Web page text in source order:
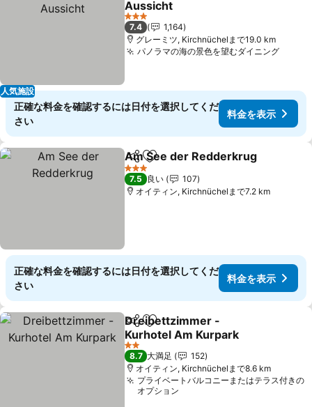
人気施設
Aussicht
3 ホテルのランク
7.4
1,164
グレーミツ, Kirchnüchelまで19.0 km
パノラマの海の景色を望むダイニング
正確な料金を確認するには日付を選択してくだ
さい
料金を表示
シェアお気に入りに追加
Am See der Redderkrug
3 ホテルのランク
7.5 良い
107
オイティン, Kirchnüchelまで7.2 km
正確な料金を確認するには日付を選択してくだ
さい
料金を表示
シェアお気に入りに追加
Dreibettzimmer -
Kurhotel Am Kurpark
2 ホテルのランク
8.7 大満足
152
オイティン, Kirchnüchelまで8.6 km
プライベートバルコニーまたはテラス付きの
オプション